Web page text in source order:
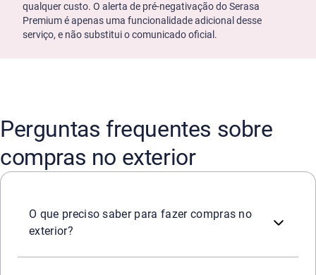
qualquer custo. O alerta de pré-negativação do Serasa
Premium é apenas uma funcionalidade adicional desse
serviço, e não substitui o comunicado oficial.
Perguntas frequentes sobre
compras no exterior
O que preciso saber para fazer compras no
exterior?